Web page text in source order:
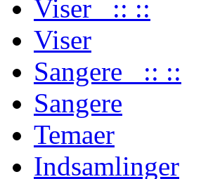
Viser :: ::
Viser
Sangere :: ::
Sangere
Temaer
Indsamlinger